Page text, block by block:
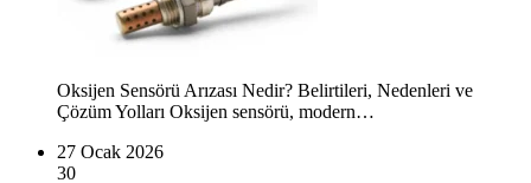
Oksijen Sensörü Arızası Nedir? Belirtileri, Nedenleri ve
Çözüm Yolları Oksijen sensörü, modern…
27 Ocak 2026
30